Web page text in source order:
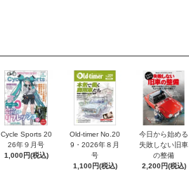
Cycle Sports 20
26年９月号
1,000円(税込)
Old-timer No.20
9・2026年８月
号
1,100円(税込)
今日から始める
失敗しない旧車
の整備
2,200円(税込)